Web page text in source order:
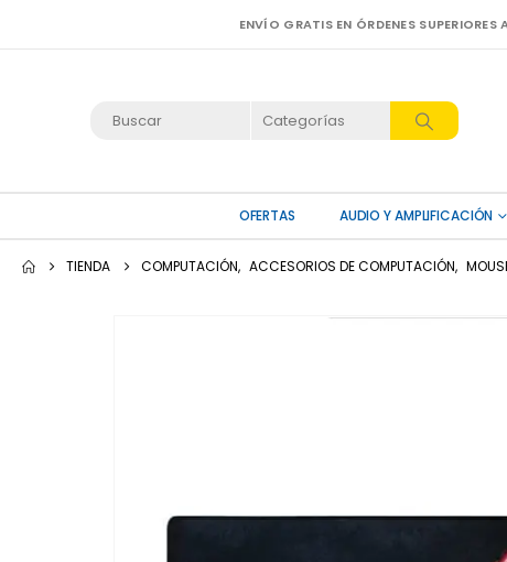
ENVÍO GRATIS EN ÓRDENES SUPERIORES
OFERTAS AUDIO Y AMPLIFICACIÓN
TIENDA COMPUTACIÓN, ACCESORIOS DE COMPUTACIÓN,